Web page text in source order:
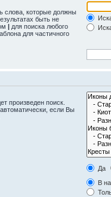
слова, которые должны
быть не
| для поиска любого
для частичного
произведен поиск.
если Вы
Да
В